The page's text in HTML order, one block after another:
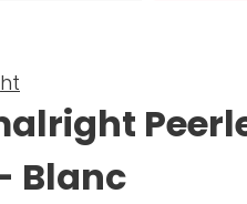
Blanc